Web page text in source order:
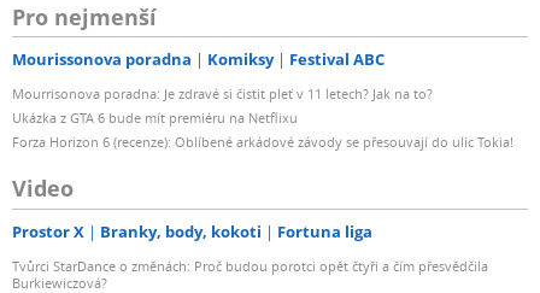
Pro nejmenší
Mourissonova poradna Komiksy Festival ABC
Mourrisonova poradna: Je zdravé si čistit pleť v 11 letech? Jak na to?
Ukázka z GTA 6 bude mít premiéru na Netflixu
Forza Horizon 6 (recenze): Oblíbené arkádové závody se přesouvají do ulic Tokia!
Video
Prostor X Branky, body, kokoti Fortuna liga
Tvůrci StarDance o změnách: Proč budou porotci opět čtyři a čím přesvědčila
Burkiewiczová?